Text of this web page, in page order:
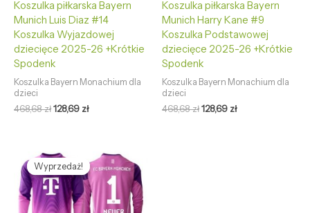
Koszulka piłkarska Bayern
Munich Luis Diaz #14
Koszulka Wyjazdowej
dziecięce 2025-26 +Krótkie
Spodenk
Koszulka Bayern Monachium dla
dzieci
468,68zł128,69 zł
Koszulka piłkarska Bayern
Munich Harry Kane #9
Koszulka Podstawowej
dziecięce 2025-26 +Krótkie
Spodenk
Koszulka Bayern Monachium dla
dzieci
468,68zł128,69 zł
Wyprzedaż!
Wyprzedaż!
cena
wynosiła:
468,68 zł.
cena
wynosi:
128,69 zł.